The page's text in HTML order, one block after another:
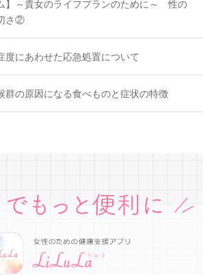
】～貴女のライフプランのために～ 性の
さ②
度にあわせた応急処置について
群の原因になる食べものと症状の特徴